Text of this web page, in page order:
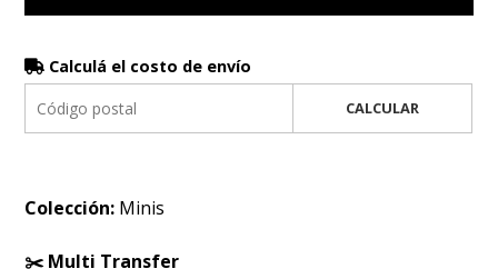
Calculá el costo de envío
CALCULAR
Colección: Minis
✂️ Multi Transfer